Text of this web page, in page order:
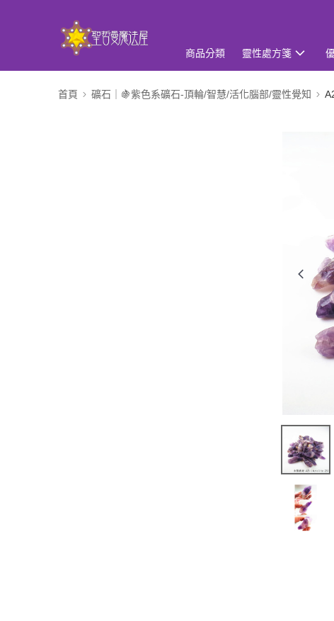
商品分類 靈性處方箋
首頁 礦石｜🍇紫色系礦石-頂輪/智慧/活化腦部/靈性覺知